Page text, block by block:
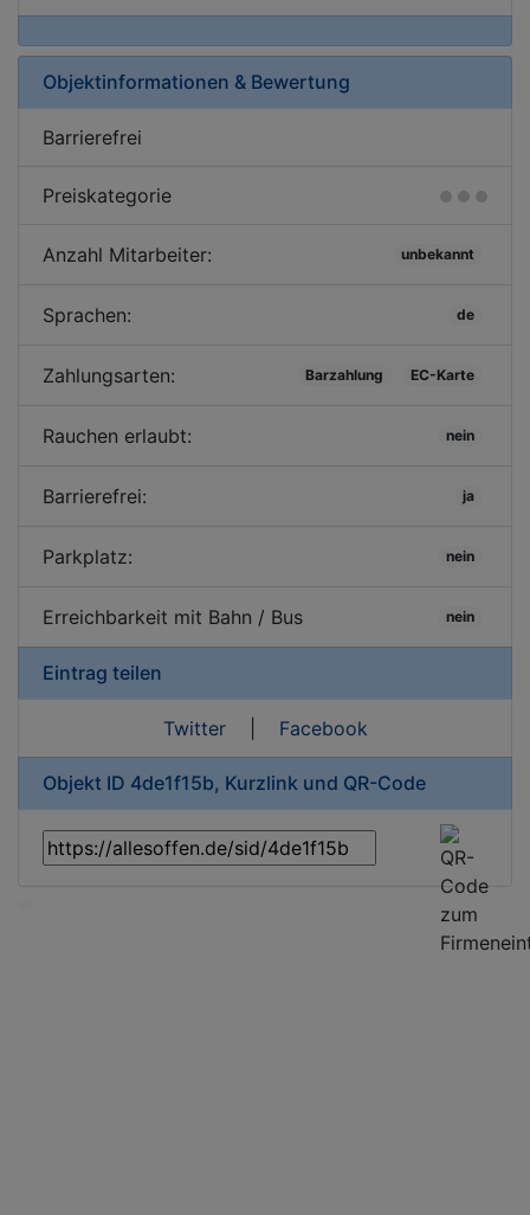
Objektinformationen & Bewertung
Barrierefrei
Preiskategorie
Anzahl Mitarbeiter: unbekannt
Sprachen: de
Zahlungsarten: Barzahlung EC-Karte
Rauchen erlaubt: nein
Barrierefrei: ja
Parkplatz: nein
Erreichbarkeit mit Bahn / Bus nein
Eintrag teilen
Twitter| Facebook
Objekt ID 4de1f15b, Kurzlink und QR-Code